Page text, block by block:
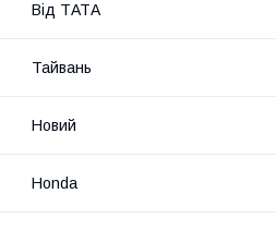
Від ТАТА
Тайвань
Новий
Honda